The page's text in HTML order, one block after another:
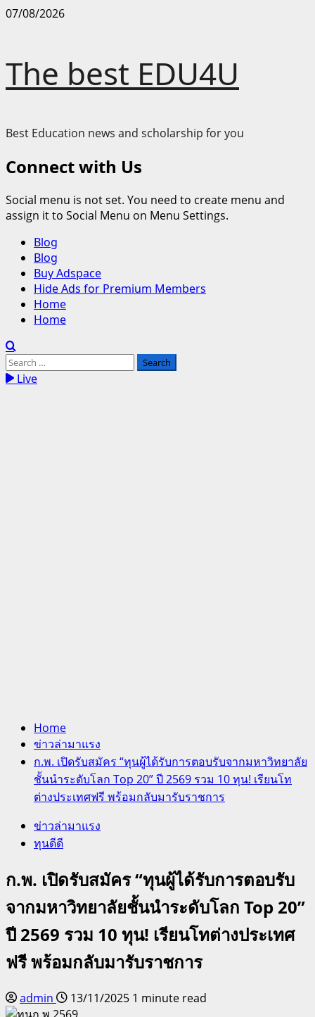
Skip
07/08/2026
The best EDU4U
Best Education news and scholarship for you
Connect with Us
Social menu is not set. You need to create menu and
assign it to Social Menu on Menu Settings.
Primary
Menu
Blog
Blog
Buy Adspace
Hide Ads for Premium Members
Home
Home
Search
for:Live
Home
ข่าวล่ามาแรง
ก.พ. เปิดรับสมัคร “ทุนผู้ได้รับการตอบรับจากมหาวิทยาลัย
ชั้นนำระดับโลก Top 20” ปี 2569 รวม 10 ทุน! เรียนโท
ต่างประเทศฟรี พร้อมกลับมารับราชการ
ข่าวล่ามาแรง
ทุนดีดี
ก.พ. เปิดรับสมัคร “ทุนผู้ได้รับการตอบรับ
จากมหาวิทยาลัยชั้นนำระดับโลก Top 20”
ปี 2569 รวม 10 ทุน! เรียนโทต่างประเทศ
ฟรี พร้อมกลับมารับราชการ
admin 13/11/2025 1 minute read